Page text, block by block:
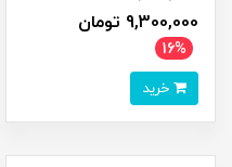
9,300,000 تومان
16%